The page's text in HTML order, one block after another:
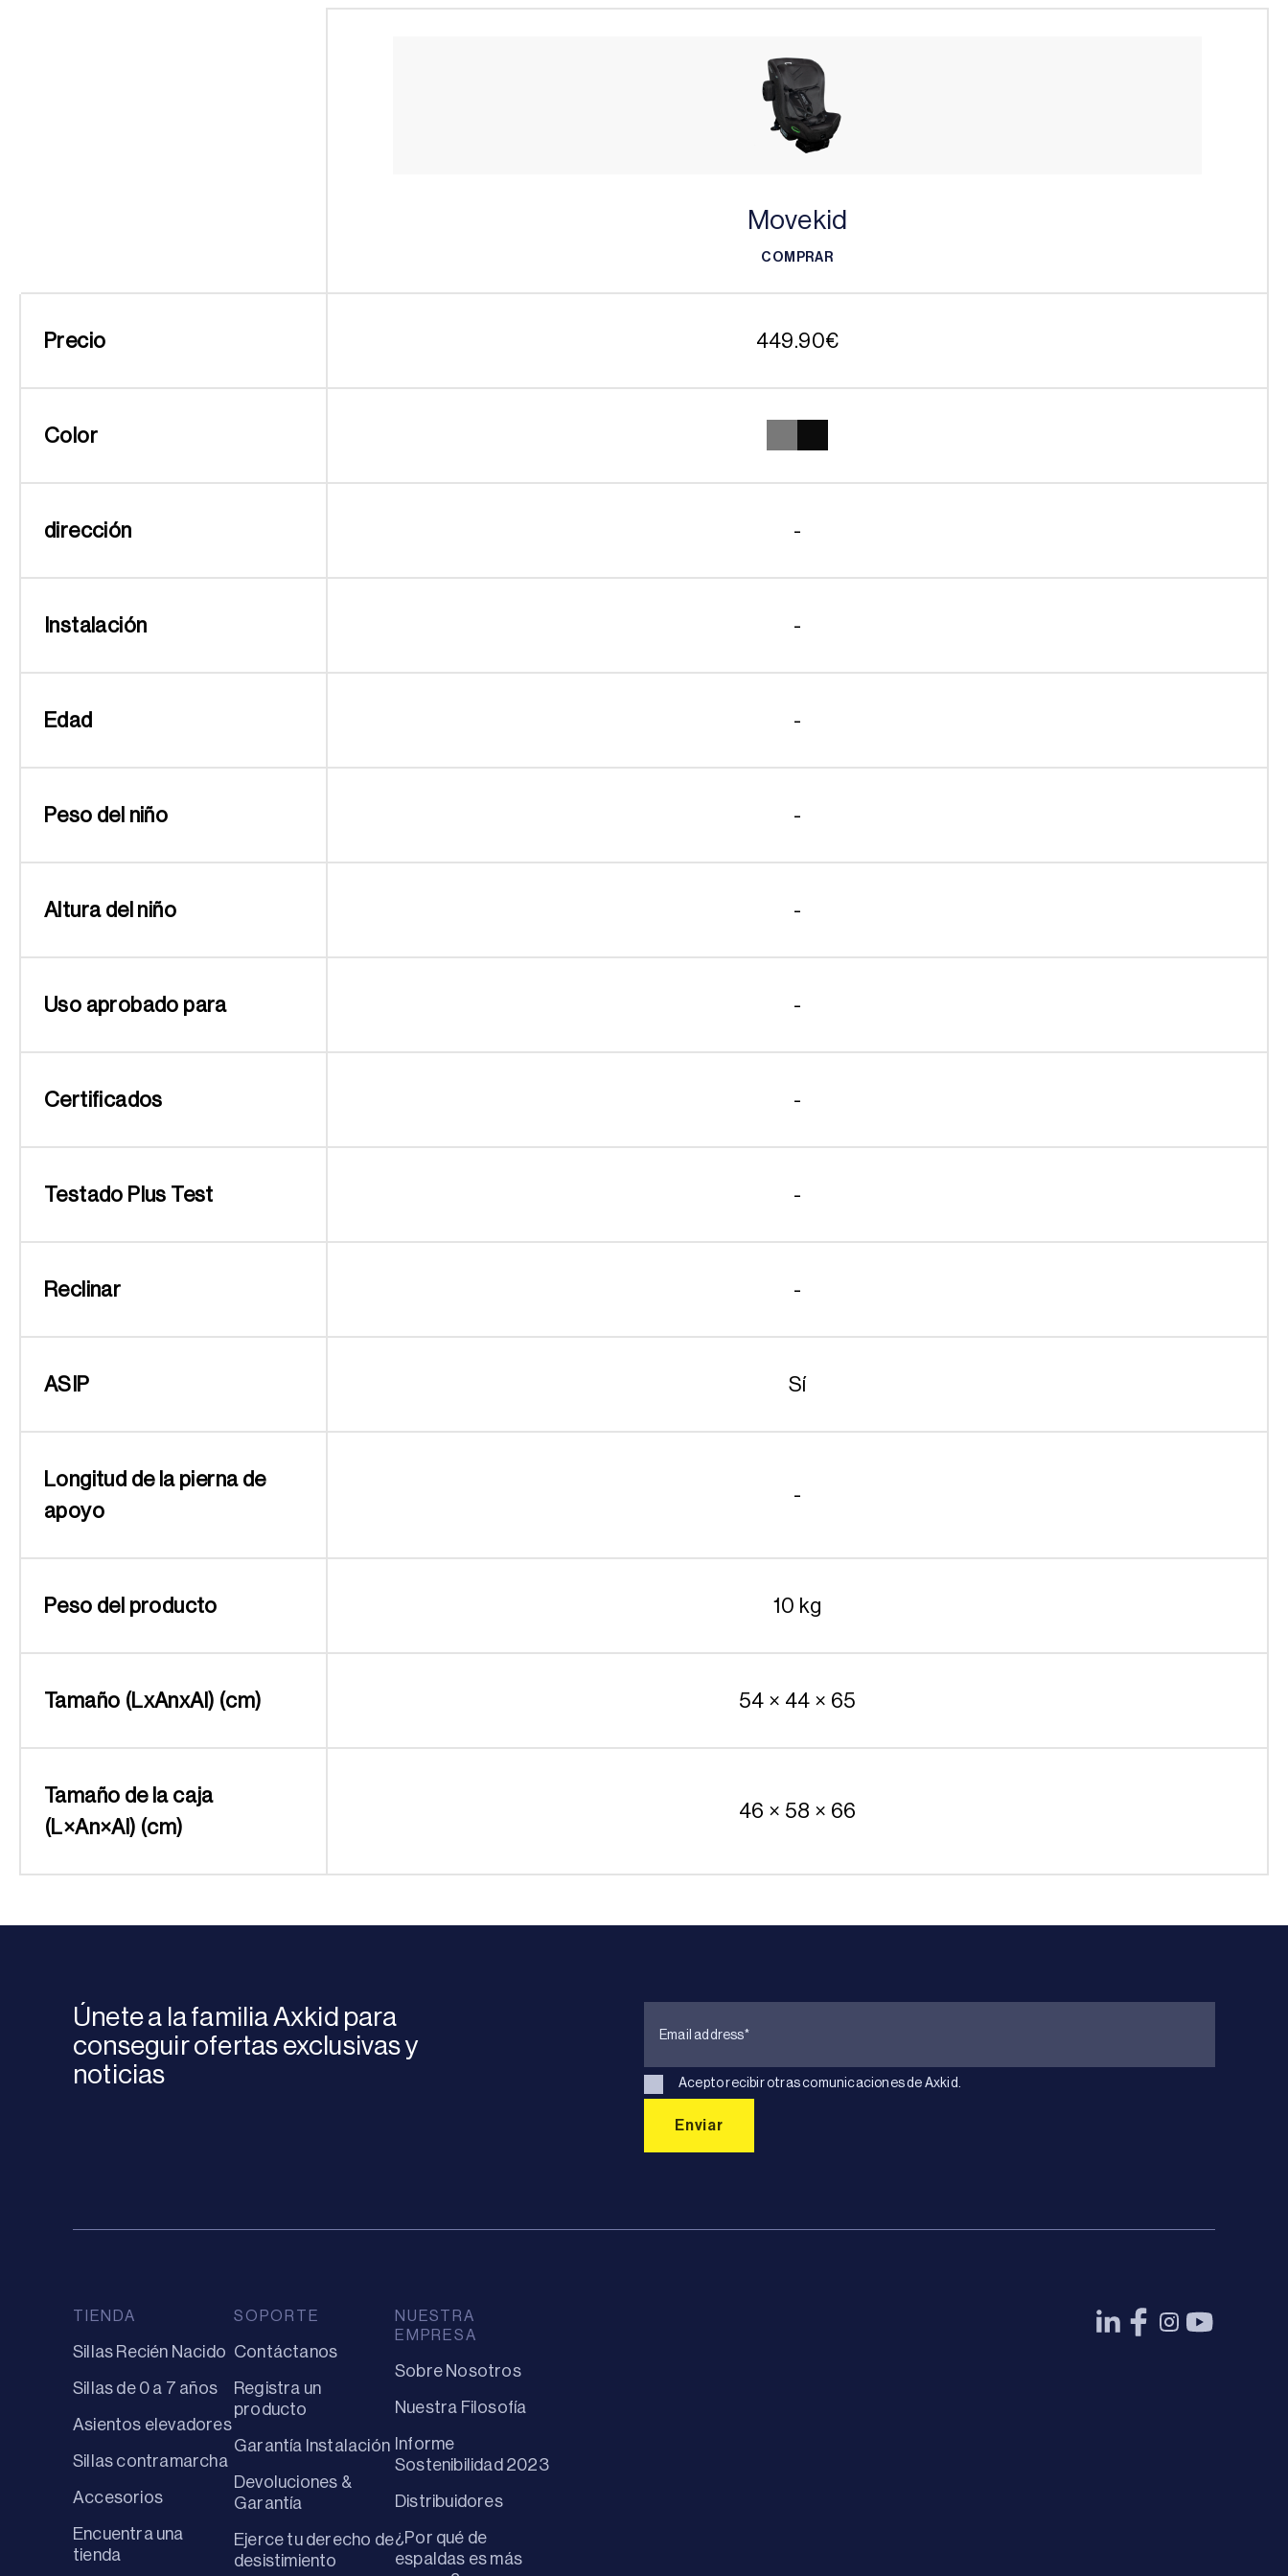
Movekid
COMPRAR
Precio 449.90€
Color
dirección -
Instalación -
Edad -
Peso del niño -
Altura del niño -
Uso aprobado para -
Certificados -
Testado Plus Test -
Reclinar -
ASIP Sí
Longitud de la pierna de
apoyo
-
Peso del producto 10 kg
Tamaño (LxAnxAl) (cm) 54 × 44 × 65
Tamaño de la caja
(L×An×Al) (cm)
46 × 58 × 66
Únete a la familia Axkid para
conseguir ofertas exclusivas y
noticias
Acepto recibir otras comunicaciones de Axkid.
TIENDA
Sillas Recién Nacido
Sillas de 0 a 7 años
Asientos elevadores
Sillas contramarcha
Accesorios
Encuentra una
tienda
SOPORTE
Contáctanos
Registra un
producto
Garantía Instalación
Devoluciones &
Garantía
Ejerce tu derecho de
desistimiento
NUESTRA
EMPRESA
Sobre Nosotros
Nuestra Filosofía
Informe
Sostenibilidad 2023
Distribuidores
¿Por qué de
espaldas es más